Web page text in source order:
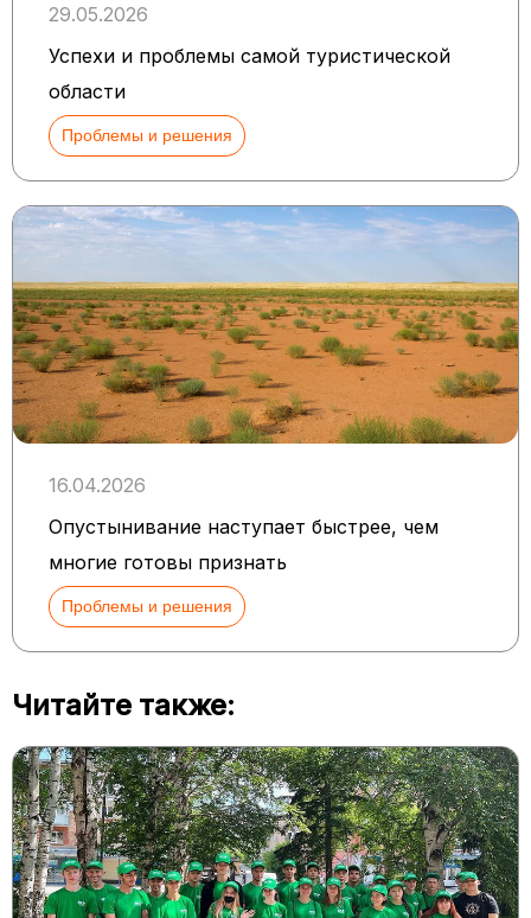
29.05.2026
Успехи и проблемы самой туристической
области
Проблемы и решения
16.04.2026
Опустынивание наступает быстрее, чем
многие готовы признать
Проблемы и решения
Читайте также: